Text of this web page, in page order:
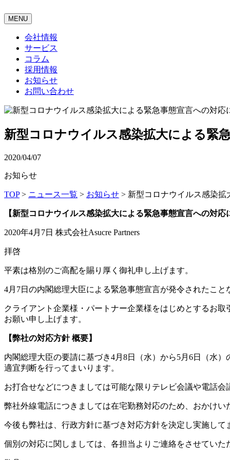
MENU
会社情報
サービス
コラム
採用情報
お知らせ
お問い合わせ
新型コロナウイルス感染拡大による緊
2020/04/07
お知らせ
TOP> ニュース一覧 > お知らせ > 新型コロナウイルス感染
【新型コロナウイルス感染拡大による緊急事態宣言への対応
2020年4月7日 株式会社Asucre Partners
拝啓
平素は格別のご高配を賜り厚く御礼申し上げます。
4月7日の内閣総理大臣による緊急事態宣言が発令されたこ
クライアント企業様・パートナー企業様をはじめとするお
お願い申し上げます。
【弊社の対応方針 概要】
内閣総理大臣の要請に基づき4月8日（水）から5月6日（水
適宜判断を行ってまいります。
お打合せなどにつきましては可能な限りテレビ会議や電話
弊社外線電話につきましては在宅勤務対応のため、おかけ
今後も弊社は、行政方針に基づき対応方針を決定し実施し
個別の対応に関しましては、各担当よりご連絡をさせてい